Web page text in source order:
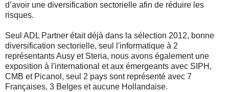
d’avoir une diversification sectorielle afin de réduire les
risques.
Seul ADL Partner était déjà dans la sélection 2012, bonne
diversification sectorielle, seul l'informatique à 2
représentants Ausy et Steria, nous avons également une
exposition à l'international et aux émergeants avec SIPH,
CMB et Picanol, seul 2 pays sont représenté avec 7
Françaises, 3 Belges et aucune Hollandaise.